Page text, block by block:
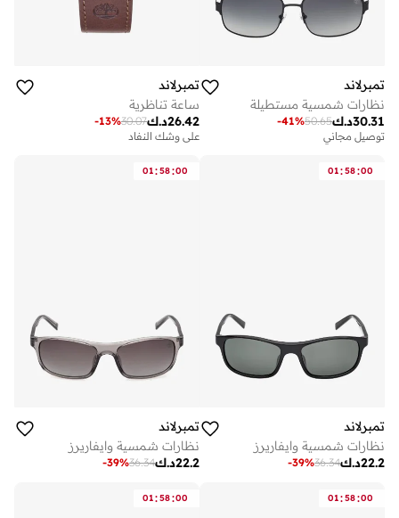
تمبرلاند
نظارات شمسية مستطيلة
د.ك30.31
50.65
-41%
توصيل مجاني
تمبرلاند
ساعة تناظرية
د.ك26.42
30.07
-13%
على وشك النفاد
01:58:00
تمبرلاند
نظارات شمسية وايفاريرز
د.ك22.2
36.34
-39%
01:58:00
تمبرلاند
نظارات شمسية وايفاريرز
د.ك22.2
36.34
-39%
01:58:00
01:58:00